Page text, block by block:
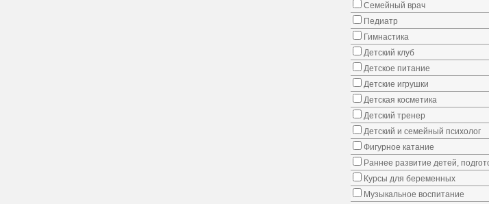
Семейный врач
Педиатр
Гимнастика
Детский клуб
Детское питание
Детские игрушки
Детская косметика
Детский тренер
Детский и семейный психолог
Фигурное катание
Раннее развитие детей,
Курсы для беременных
Музыкальное воспитание